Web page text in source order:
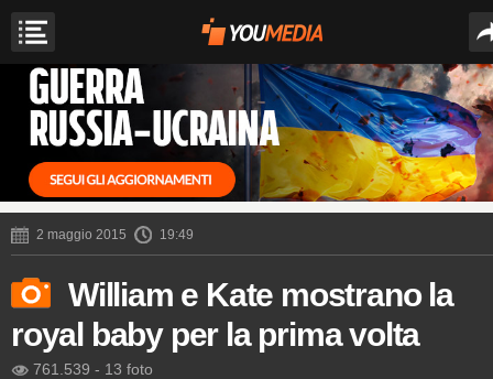
2 maggio 2015 19:49
William e Kate mostrano la
royal baby per la prima volta
761.539 - 13 foto